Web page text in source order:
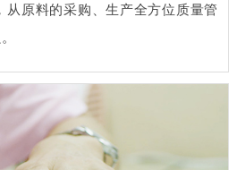
从原料的采购、生产全方位质量管